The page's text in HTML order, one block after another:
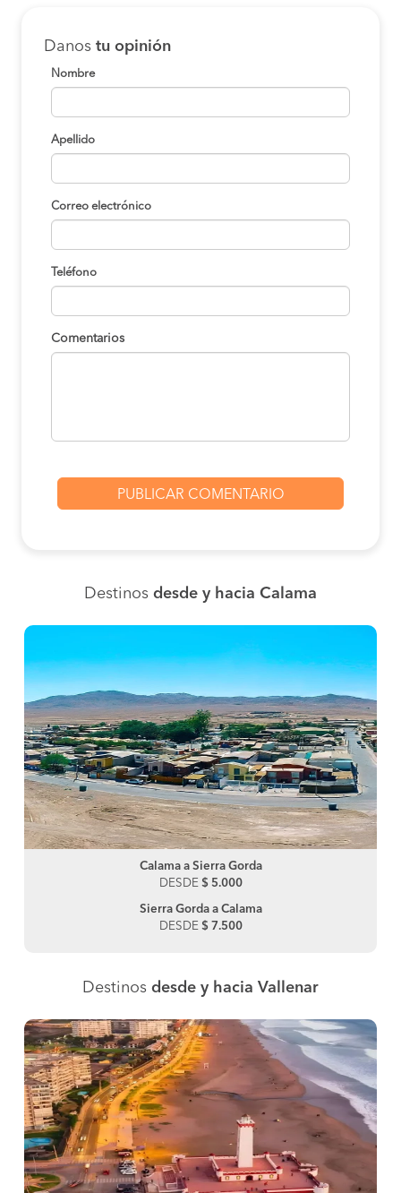
Danos tu opinión
Nombre
Apellido
Correo electrónico
Teléfono
Comentarios
Destinos desde y hacia Calama
Calama a Sierra Gorda
DESDE $ 5.000
Sierra Gorda a Calama
DESDE $ 7.500
Destinos desde y hacia Vallenar